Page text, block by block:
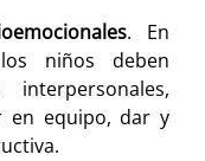
. En
niños deben
en equipo, dar y